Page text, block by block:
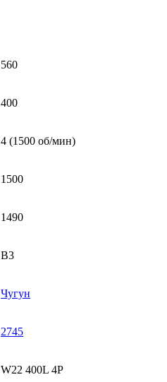
560
400
4 (1500 об/мин)
1500
1490
B3
Чугун
2745
W22 400L 4P